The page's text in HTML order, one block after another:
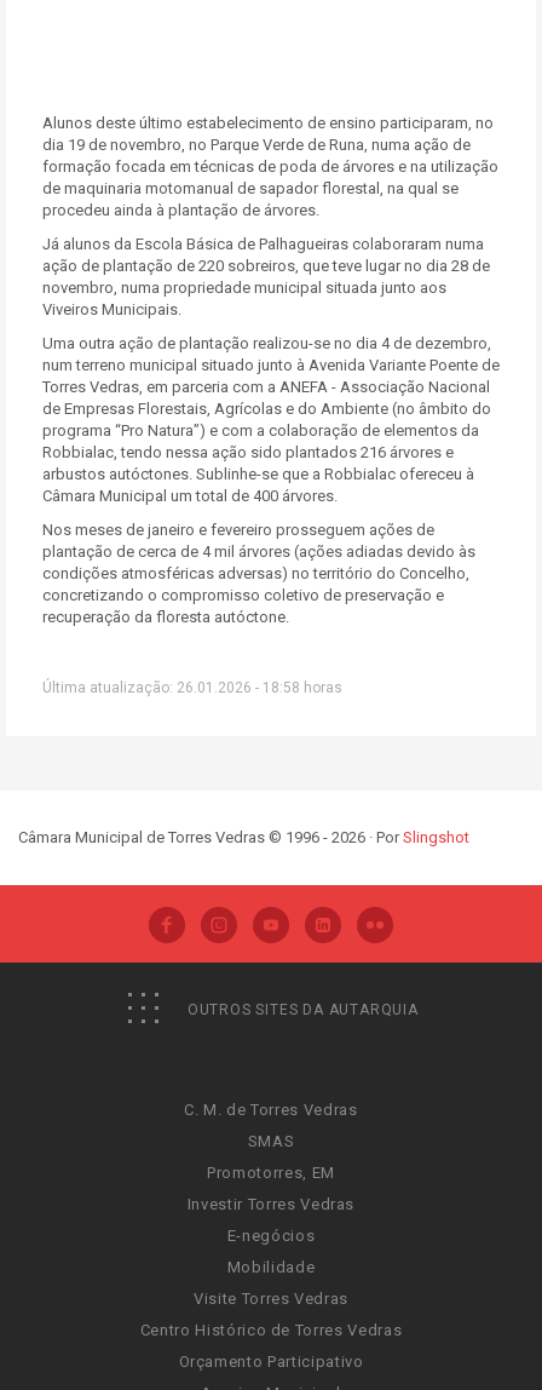
Alunos deste último estabelecimento de ensino participaram, no
dia 19 de novembro, no Parque Verde de Runa, numa ação de
formação focada em técnicas de poda de árvores e na utilização
de maquinaria motomanual de sapador florestal, na qual se
procedeu ainda à plantação de árvores.
Já alunos da Escola Básica de Palhagueiras colaboraram numa
ação de plantação de 220 sobreiros, que teve lugar no dia 28 de
novembro, numa propriedade municipal situada junto aos
Viveiros Municipais.
Uma outra ação de plantação realizou-se no dia 4 de dezembro,
num terreno municipal situado junto à Avenida Variante Poente de
Torres Vedras, em parceria com a ANEFA - Associação Nacional
de Empresas Florestais, Agrícolas e do Ambiente (no âmbito do
programa “Pro Natura”) e com a colaboração de elementos da
Robbialac, tendo nessa ação sido plantados 216 árvores e
arbustos autóctones. Sublinhe-se que a Robbialac ofereceu à
Câmara Municipal um total de 400 árvores.
Nos meses de janeiro e fevereiro prosseguem ações de
plantação de cerca de 4 mil árvores (ações adiadas devido às
condições atmosféricas adversas) no território do Concelho,
concretizando o compromisso coletivo de preservação e
recuperação da floresta autóctone.
Última atualização: 26.01.2026 - 18:58 horas
Câmara Municipal de Torres Vedras © 1996 - 2026 · PorSlingshot
OUTROS SITES DA AUTARQUIA
C. M. de Torres Vedras
SMAS
Promotorres, EM
Investir Torres Vedras
E-negócios
Mobilidade
Visite Torres Vedras
Centro Histórico de Torres Vedras
Orçamento Participativo